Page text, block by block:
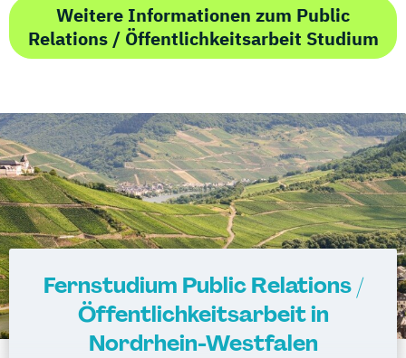
Weitere Informationen zum Public
Relations / Öffentlichkeitsarbeit Studium
Fernstudium Public Relations /
Öffentlichkeitsarbeit in
Nordrhein-Westfalen